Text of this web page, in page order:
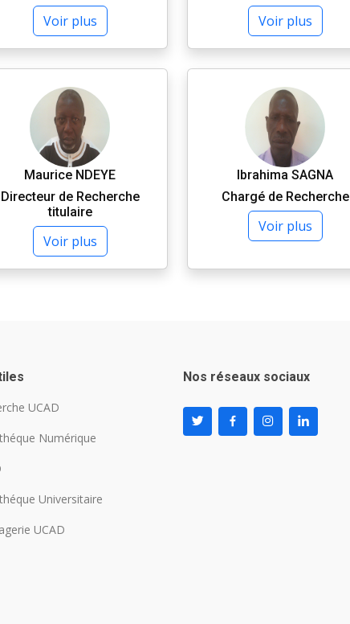
Voir plus Voir plus
Maurice NDEYE
Directeur de Recherche
titulaire
Voir plus
Ibrahima SAGNA
Chargé de Recherche
Voir plus
UCAD
Numérique
Universitaire
UCAD
Nos réseaux sociaux